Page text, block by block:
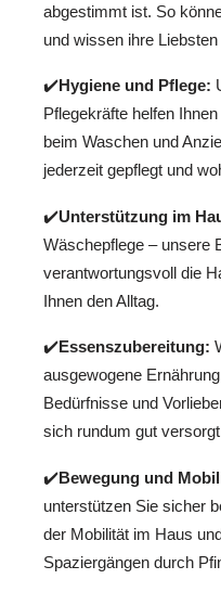
abgestimmt ist. So
und wissen ihre
✔️Hygiene und Pflege:
Pflegekräfte helfen
beim Waschen und
jederzeit gepflegt und
✔️Unterstützung im
Wäschepflege – unsere
verantwortungsvoll die
Ihnen den Alltag.
✔️Essenszubereitung:
ausgewogene
Bedürfnisse und
sich rundum gut
✔️Bewegung und
unterstützen Sie sicher
der Mobilität im Haus
Spaziergängen durch